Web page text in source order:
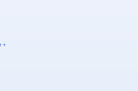
+